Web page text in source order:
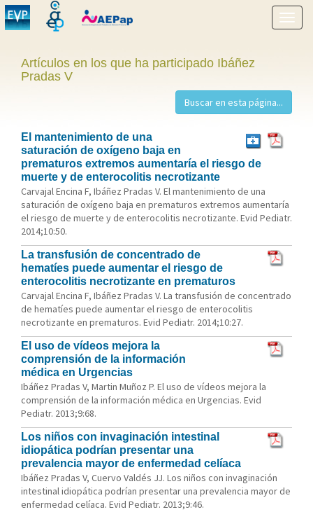
menú
Artículos en los que ha participado Ibáñez
Pradas V
El mantenimiento de una
saturación de oxígeno baja en
prematuros extremos aumentaría el riesgo de
muerte y de enterocolitis necrotizante
Carvajal Encina F, Ibáñez Pradas V. El mantenimiento de una
saturación de oxígeno baja en prematuros extremos aumentaría
el riesgo de muerte y de enterocolitis necrotizante. Evid Pediatr.
2014;10:50.
La transfusión de concentrado de
hematíes puede aumentar el riesgo de
enterocolitis necrotizante en prematuros
Carvajal Encina F, Ibáñez Pradas V. La transfusión de concentrado
de hematíes puede aumentar el riesgo de enterocolitis
necrotizante en prematuros. Evid Pediatr. 2014;10:27.
El uso de vídeos mejora la
comprensión de la información
médica en Urgencias
Ibáñez Pradas V, Martin Muñoz P. El uso de vídeos mejora la
comprensión de la información médica en Urgencias. Evid
Pediatr. 2013;9:68.
Los niños con invaginación intestinal
idiopática podrían presentar una
prevalencia mayor de enfermedad celíaca
Ibáñez Pradas V, Cuervo Valdés JJ. Los niños con invaginación
intestinal idiopática podrían presentar una prevalencia mayor de
enfermedad celíaca. Evid Pediatr. 2013;9:46.